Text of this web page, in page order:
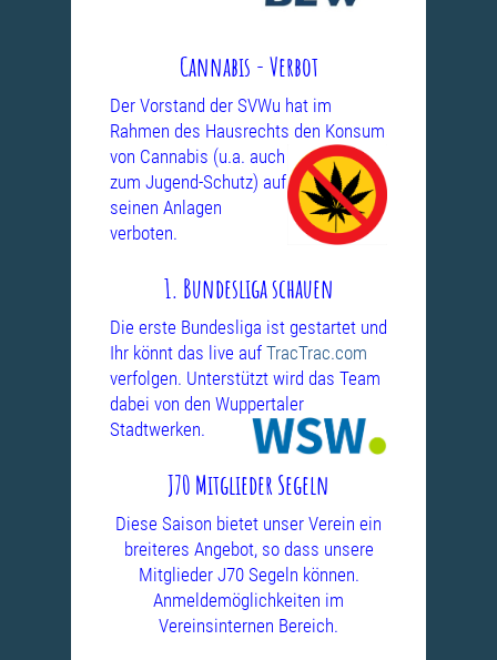
Cannabis - Verbot
Der Vorstand der SVWu hat im
Rahmen des Hausrechts den Konsum
von Cannabis (u.a. auch
zum Jugend-Schutz) auf
seinen Anlagen
verboten.
1. Bundesliga schauen
Die erste Bundesliga ist gestartet und
Ihr könnt das live auf TracTrac.com
verfolgen. Unterstützt wird das Team
dabei von den Wuppertaler
Stadtwerken.
J70 Mitglieder Segeln
Diese Saison bietet unser Verein ein
breiteres Angebot, so dass unsere
Mitglieder J70 Segeln können.
Anmeldemöglichkeiten im
Vereinsinternen Bereich.